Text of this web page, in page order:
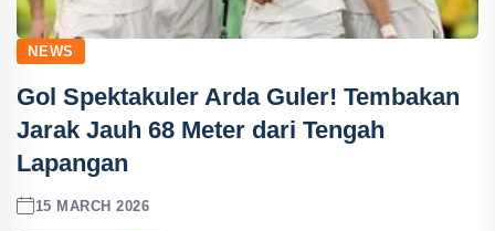
NEWS
Gol Spektakuler Arda Guler! Tembakan
Jarak Jauh 68 Meter dari Tengah
Lapangan
15 MARCH 2026